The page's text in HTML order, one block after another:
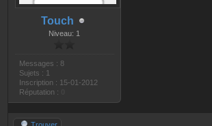
Touch
Niveau: 1
Messages : 8
Sujets : 1
Inscription : 15-01-2012
Réputation :